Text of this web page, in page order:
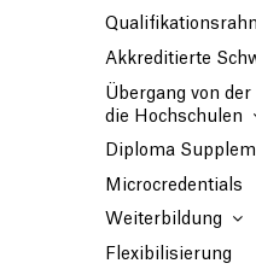
Akkreditierte
Übergang von
die Hochschulen
Diploma
Microcredentials
Weiterbildung
Flexibilisierung